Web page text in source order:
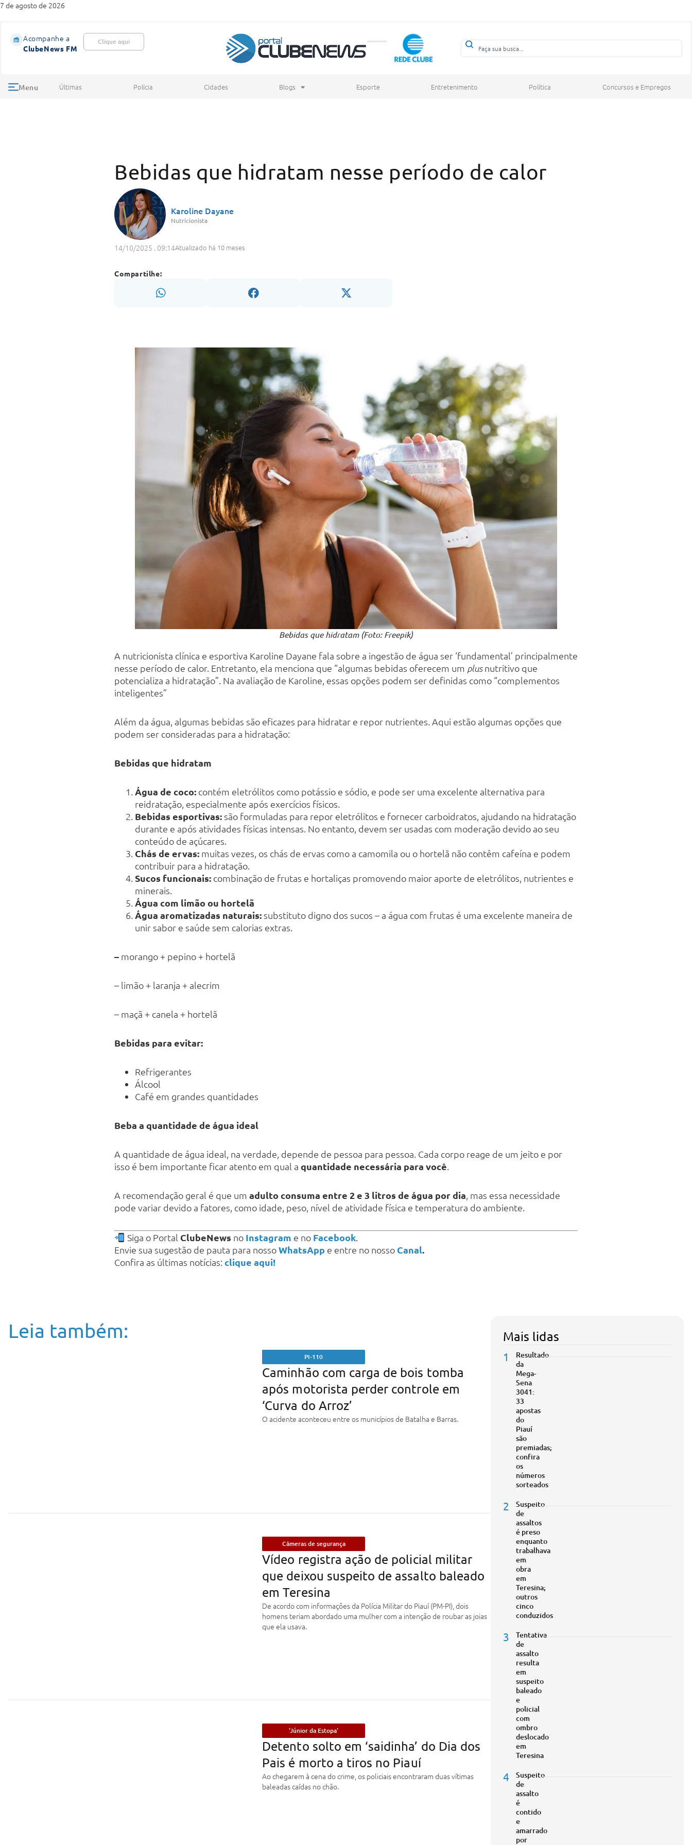
7 de agosto de 2026
Acompanhe a
ClubeNews FM
Clique aqui
Menu Últimas Polícia Cidades Blogs Esporte Entretenimento Política Concursos e Empregos
Bebidas que hidratam nesse período de calor
Karoline Dayane
Nutricionista
14/10/2025 . 09:14Atualizado há 10 meses
Compartilhe:
Bebidas que hidratam (Foto: Freepik)
A nutricionista clínica e esportiva Karoline Dayane fala sobre a ingestão de água ser ‘fundamental’ principalmente
nesse período de calor. Entretanto, ela menciona que “algumas bebidas oferecem um plusnutritivo que
potencializa a hidratação”. Na avaliação de Karoline, essas opções podem ser definidas como “complementos
inteligentes”
Além da água, algumas bebidas são eficazes para hidratar e repor nutrientes. Aqui estão algumas opções que
podem ser consideradas para a hidratação:
Bebidas que hidratam
Água de coco: contém eletrólitos como potássio e sódio, e pode ser uma excelente alternativa para
reidratação, especialmente após exercícios físicos.
Bebidas esportivas: são formuladas para repor eletrólitos e fornecer carboidratos, ajudando na hidratação
durante e após atividades físicas intensas. No entanto, devem ser usadas com moderação devido ao seu
conteúdo de açúcares.
Chás de ervas: muitas vezes, os chás de ervas como a camomila ou o hortelã não contêm cafeína e podem
contribuir para a hidratação.
Sucos funcionais: combinação de frutas e hortaliças promovendo maior aporte de eletrólitos, nutrientes e
minerais.
Água com limão ou hortelã
Água aromatizadas naturais: substituto digno dos sucos – a água com frutas é uma excelente maneira de
unir sabor e saúde sem calorias extras.
– morango + pepino + hortelã
– limão + laranja + alecrim
– maçã + canela + hortelã
Bebidas para evitar:
Refrigerantes
Álcool
Café em grandes quantidades
Beba a quantidade de água ideal
A quantidade de água ideal, na verdade, depende de pessoa para pessoa. Cada corpo reage de um jeito e por
isso é bem importante ficar atento em qual a quantidade necessária para você.
A recomendação geral é que um adulto consuma entre 2 e 3 litros de água por dia, mas essa necessidade
pode variar devido a fatores, como idade, peso, nível de atividade física e temperatura do ambiente.
Siga o Portal ClubeNews no Instagram e no Facebook.
Envie sua sugestão de pauta para nossoWhatsApp e entre no nosso Canal.
Confira as últimas notícias: clique aqui!
Leia também:
PI-110
Caminhão com carga de bois tomba
após motorista perder controle em
‘Curva do Arroz’
O acidente aconteceu entre os municípios de Batalha e Barras.
Câmeras de segurança
Vídeo registra ação de policial militar
que deixou suspeito de assalto baleado
em Teresina
De acordo com informações da Polícia Militar do Piauí (PM-PI), dois
homens teriam abordado uma mulher com a intenção de roubar as joias
que ela usava.
'Júnior da Estopa'
Detento solto em ‘saidinha’ do Dia dos
Pais é morto a tiros no Piauí
Ao chegarem à cena do crime, os policiais encontraram duas vítimas
baleadas caídas no chão.
Mais lidas
1
Resultado
da
Mega-
Sena
3041:
33
apostas
do
Piauí
são
premiadas;
confira
os
números
sorteados
2
Suspeito
de
assaltos
é preso
enquanto
trabalhava
em
obra
em
Teresina;
outros
cinco
conduzidos
3
Tentativa
de
assalto
resulta
em
suspeito
baleado
e
policial
com
ombro
deslocado
em
Teresina
4
Suspeito
de
assalto
é
contido
e
amarrado
por